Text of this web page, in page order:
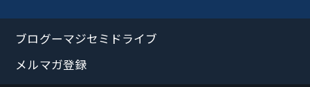
ブログーマジセミドライブ
メルマガ登録